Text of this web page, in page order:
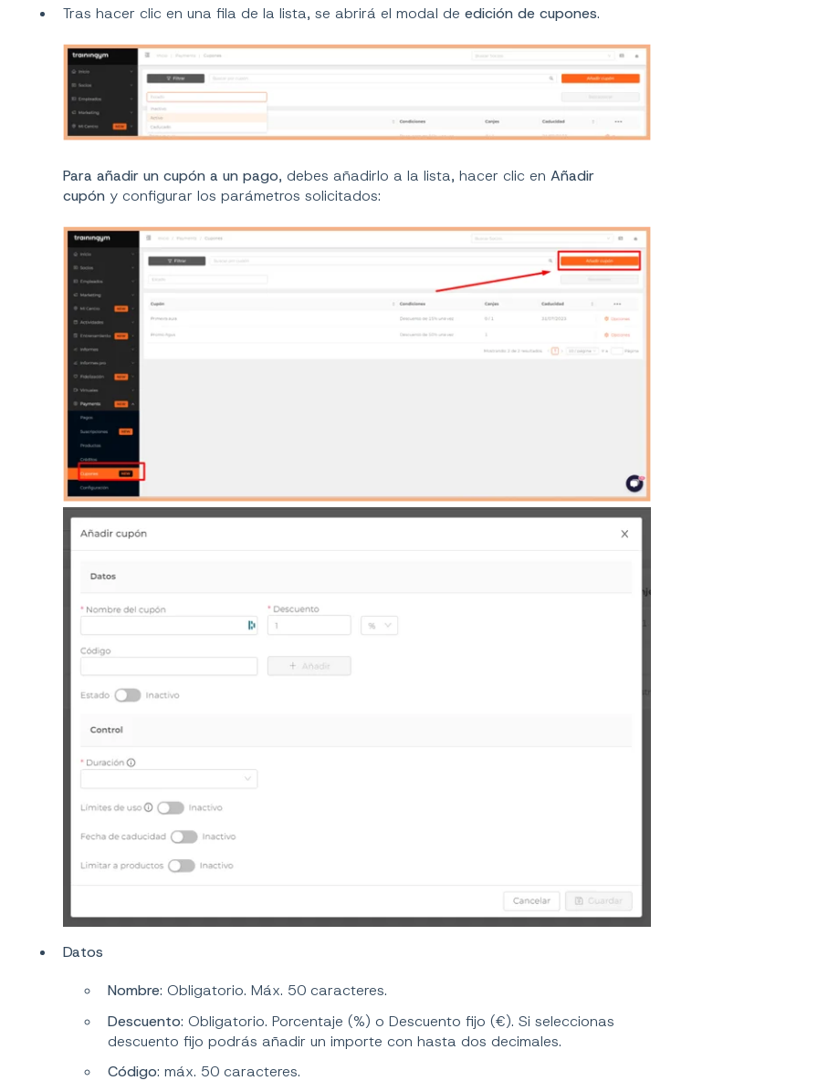
Tras hacer clic en una fila de la lista, se abrirá el modal de edición de cupones.
Para añadir un cupón a un pago, debes añadirlo a la lista, hacer clic en Añadir
cupóny configurar los parámetros solicitados:
Datos
Nombre: Obligatorio. Máx. 50 caracteres.
Descuento: Obligatorio. Porcentaje (%) o Descuento fijo (€). Si seleccionas
descuento fijo podrás añadir un importe con hasta dos decimales.
Código: máx. 50 caracteres.